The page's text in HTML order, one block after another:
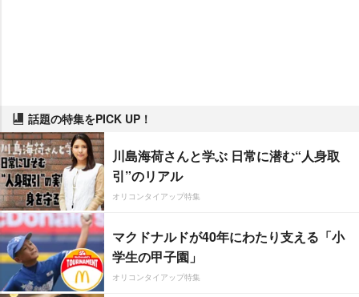
話題の特集をPICK UP！
川島海荷さんと学ぶ 日常に潜む“人身取
引”のリアル
オリコンタイアップ特集
マクドナルドが40年にわたり支える「小
学生の甲子園」
オリコンタイアップ特集